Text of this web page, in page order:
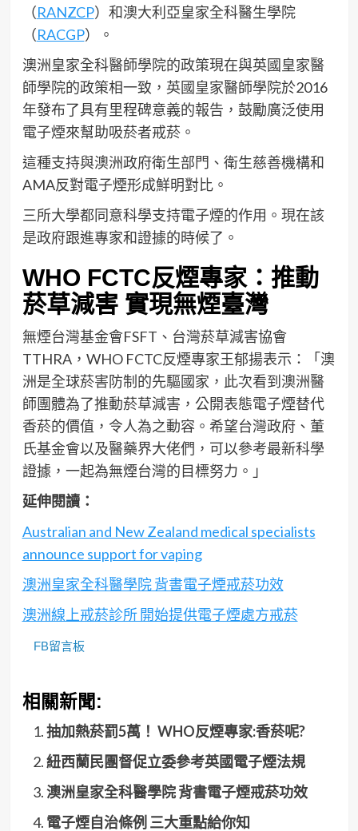
（RANZCP）和澳大利亞皇家全科醫生學院
（RACGP）。
澳洲皇家全科醫師學院的政策現在與英國皇家醫
師學院的政策相一致，英國皇家醫師學院於2016
年發布了具有里程碑意義的報告，鼓勵廣泛使用
電子煙來幫助吸菸者戒菸。
這種支持與澳洲政府衛生部門、衛生慈善機構和
AMA反對電子煙形成鮮明對比。
三所大學都同意科學支持電子煙的作用。現在該
是政府跟進專家和證據的時候了。
WHO FCTC反煙專家：推動
菸草減害 實現無煙臺灣
無煙台灣基金會FSFT、台灣菸草減害協會
TTHRA，WHO FCTC反煙專家王郁揚表示：「澳
洲是全球菸害防制的先驅國家，此次看到澳洲醫
師團體為了推動菸草減害，公開表態電子煙替代
香菸的價值，令人為之動容。希望台灣政府、董
氏基金會以及醫藥界大佬們，可以參考最新科學
證據，一起為無煙台灣的目標努力。」
延伸閱讀：
Australian and New Zealand medical specialists
announce support for vaping
澳洲皇家全科醫學院 背書電子煙戒菸功效
澳洲線上戒菸診所 開始提供電子煙處方戒菸
FB留言板
相關新聞:
抽加熱菸罰5萬！ WHO反煙專家:香菸呢?
紐西蘭民團督促立委參考英國電子煙法規
澳洲皇家全科醫學院 背書電子煙戒菸功效
電子煙自治條例 三大重點給你知